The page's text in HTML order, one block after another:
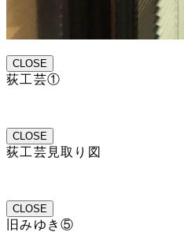
CLOSE
荻工芸①
CLOSE
荻工芸見取り図
CLOSE
旧みゆき⑤